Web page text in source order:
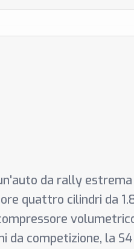
da rally estrema
quattro cilindri da
da competizione, la